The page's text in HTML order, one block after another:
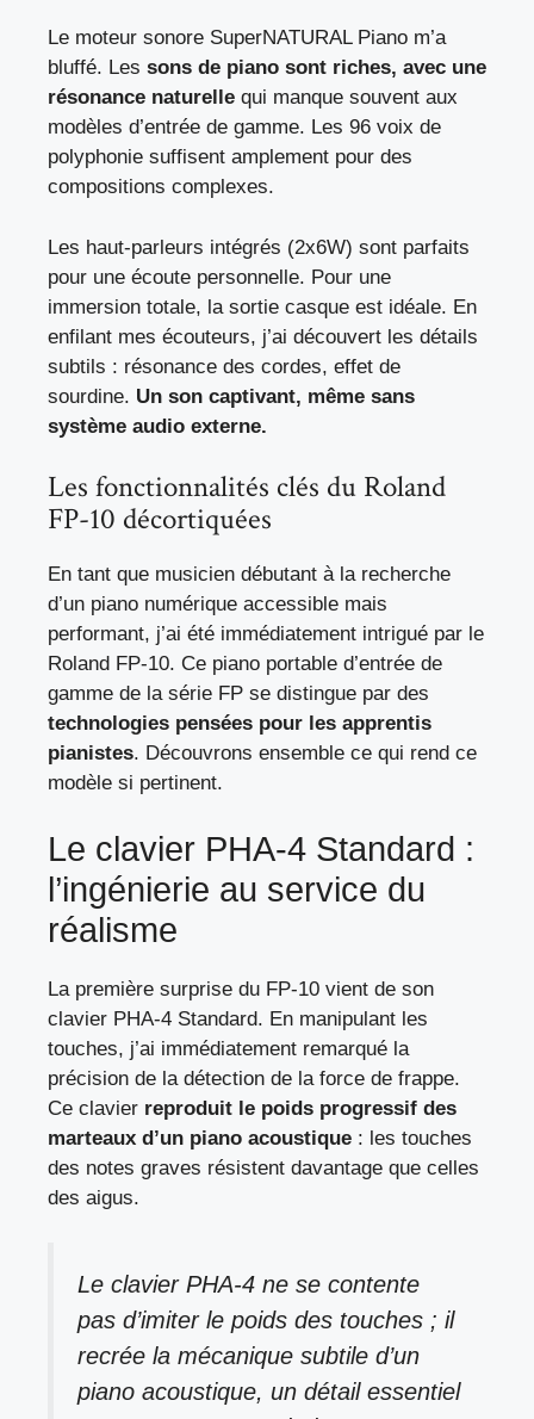
Le moteur sonore SuperNATURAL Piano m’a
bluffé. Les sons de piano sont riches, avec une
résonance naturelle qui manque souvent aux
modèles d’entrée de gamme. Les 96 voix de
polyphonie suffisent amplement pour des
compositions complexes.
Les haut-parleurs intégrés (2x6W) sont parfaits
pour une écoute personnelle. Pour une
immersion totale, la sortie casque est idéale. En
enfilant mes écouteurs, j’ai découvert les détails
subtils : résonance des cordes, effet de
sourdine. Un son captivant, même sans
système audio externe.
Les fonctionnalités clés du Roland
FP-10 décortiquées
En tant que musicien débutant à la recherche
d’un piano numérique accessible mais
performant, j’ai été immédiatement intrigué par le
Roland FP-10. Ce piano portable d’entrée de
gamme de la série FP se distingue par des
technologies pensées pour les apprentis
pianistes. Découvrons ensemble ce qui rend ce
modèle si pertinent.
Le clavier PHA-4 Standard :
l’ingénierie au service du
réalisme
La première surprise du FP-10 vient de son
clavier PHA-4 Standard. En manipulant les
touches, j’ai immédiatement remarqué la
précision de la détection de la force de frappe.
Ce clavier reproduit le poids progressif des
marteaux d’un piano acoustique : les touches
des notes graves résistent davantage que celles
des aigus.
Le clavier PHA-4 ne se contente
pas d’imiter le poids des touches ; il
recrée la mécanique subtile d’un
piano acoustique, un détail essentiel